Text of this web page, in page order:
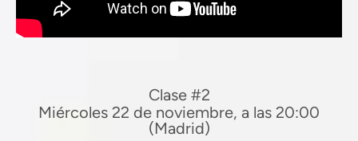
Clase #2
Miércoles 22 de noviembre, a las 20:00
(Madrid)